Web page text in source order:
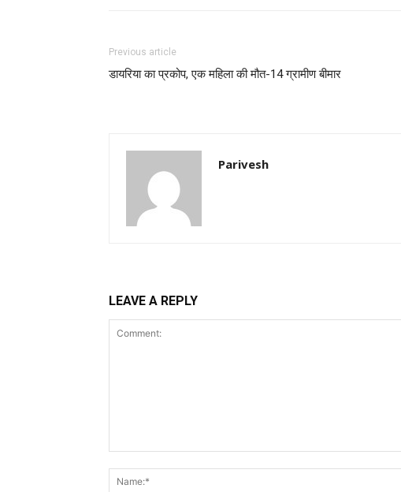
Previous article
डायरिया का प्रकोप, एक महिला की मौत-14 ग्रामीण बीमार
Parivesh
LEAVE A REPLY